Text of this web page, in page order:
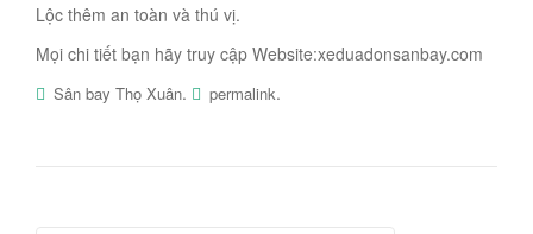
Lộc thêm an toàn và thú vị.
Mọi chi tiết bạn hãy truy cập Website:xeduadonsanbay.com
Sân bay Thọ Xuân. permalink.